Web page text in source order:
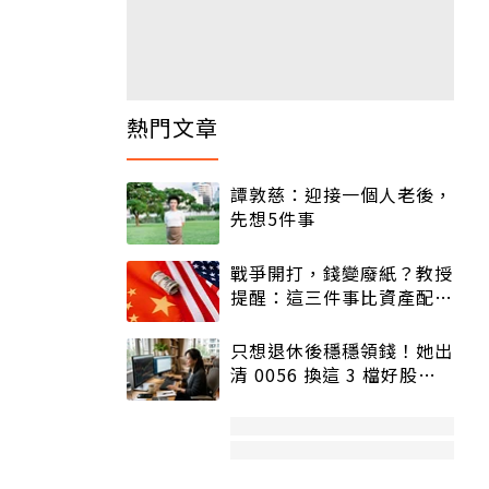
熱門文章
譚敦慈：迎接一個人老後，
先想5件事
戰爭開打，錢變廢紙？教授
提醒：這三件事比資產配置
只想退休後穩穩領錢！她出
清 0056 換這 3 檔好股：